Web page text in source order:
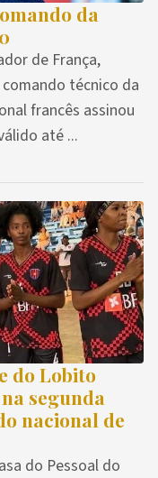
da
de França,
técnico da
francês assinou
até ...
do Lobito
segunda
nacional de
do Pessoal do